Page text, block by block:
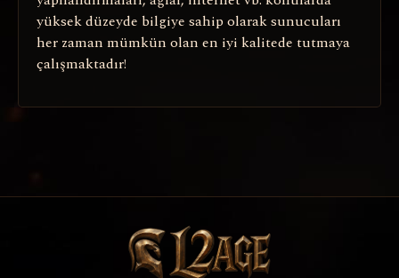
yüksek düzeyde bilgiye sahip olarak sunucuları
her zaman mümkün olan en iyi kalitede tutmaya
çalışmaktadır!